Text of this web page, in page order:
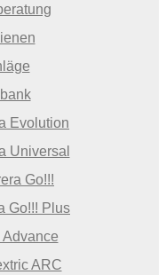
Evolution
Universal
Go!!!
Go!!! Plus
ARC